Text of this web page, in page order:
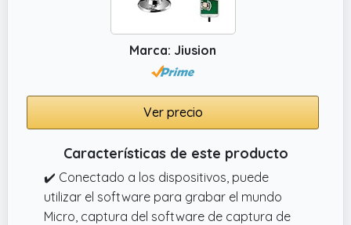
Marca: Jiusion
Ver precio
Características de este producto
✔️ Conectado a los dispositivos, puede
utilizar el software para grabar el mundo
Micro, captura del software de captura de